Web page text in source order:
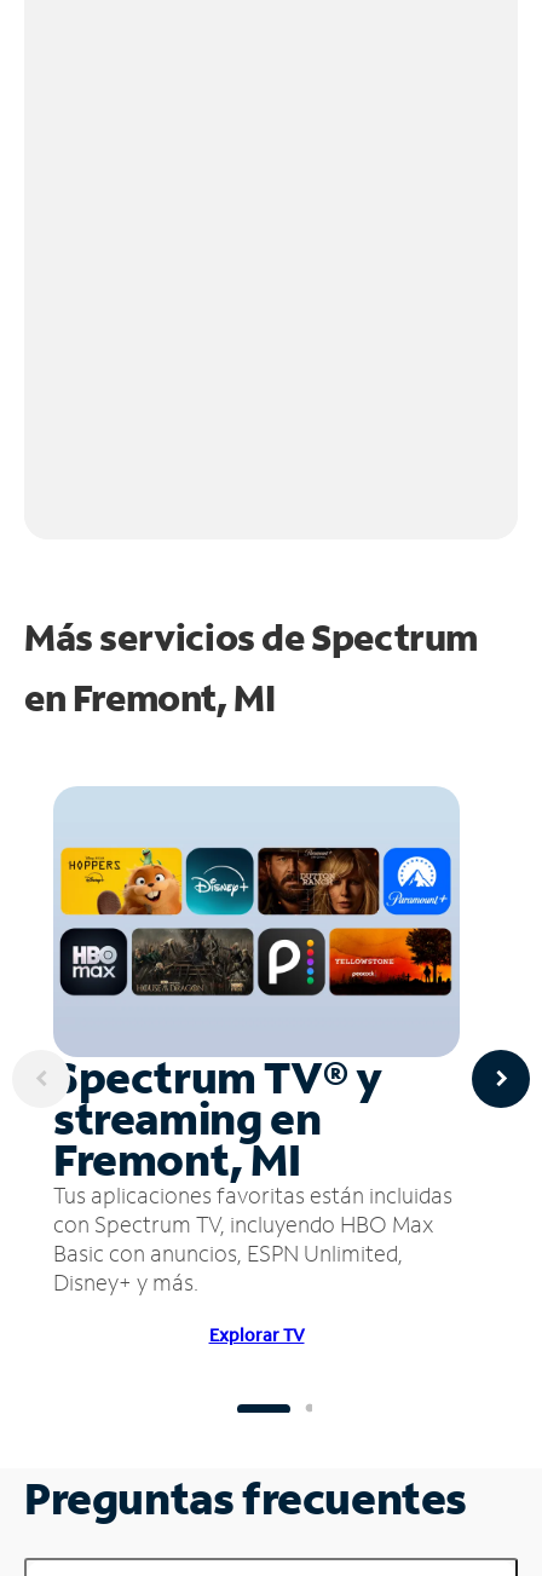
Más servicios de Spectrum
en Fremont, MI
Spectrum TV® y
streaming en
Fremont, MI
Tus aplicaciones favoritas están incluidas
con Spectrum TV, incluyendo HBO Max
Basic con anuncios, ESPN Unlimited,
Disney+ y más.
Explorar TV
Preguntas frecuentes